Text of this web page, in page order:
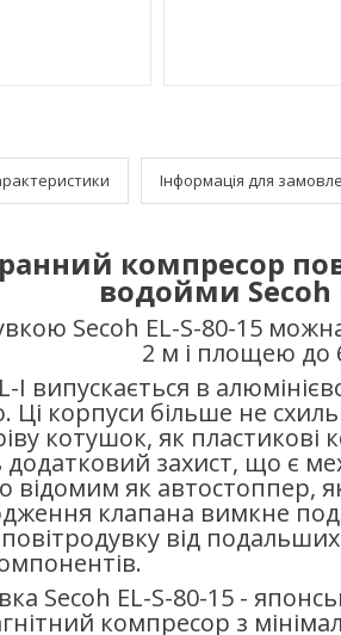
Інформація для
компресор
водойми Secoh
Secoh EL-S-80-15
2 м і площею до
I випускається в
Ці корпуси більше не
котушок, як пластикові
додатковий захист, що є
відомим як автостоппер,
клапана вимкне
від
Secoh EL-S-80-15 -
компресор з